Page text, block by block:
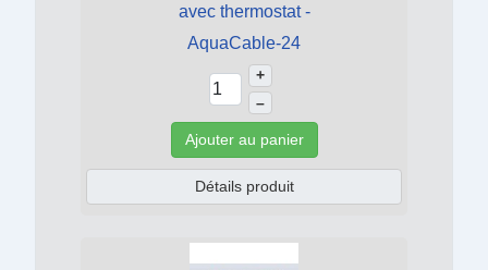
avec thermostat -
AquaCable-24
+
–
Ajouter au panier
Détails produit